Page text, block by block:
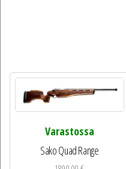
Varastossa
Sako Quad Range